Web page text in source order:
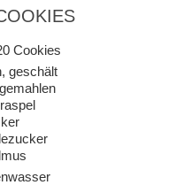
Cookies
geschält